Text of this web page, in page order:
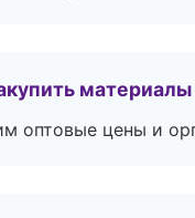
материалы
оптовые цены и